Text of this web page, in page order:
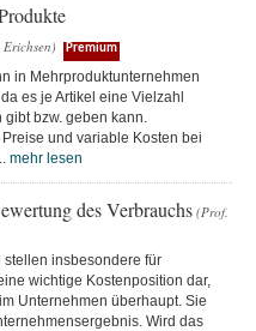
Premium
in Mehrproduktunternehmen
es je Artikel eine Vielzahl
bzw. geben kann.
und variable Kosten bei
mehr lesen
des Verbrauchs (Prof.
stellen insbesondere für
wichtige Kostenposition dar,
Unternehmen überhaupt. Sie
Wird das